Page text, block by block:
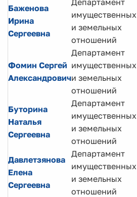
Баженова
Ирина
Сергеевна
Департамент
имущественных
и земельных
отношений
Фомин Сергей
Александрович
Департамент
имущественных
и земельных
отношений
Буторина
Наталья
Сергеевна
Департамент
имущественных
и земельных
отношений
Давлетзянова
Елена
Сергеевна
Департамент
имущественных
и земельных
отношений